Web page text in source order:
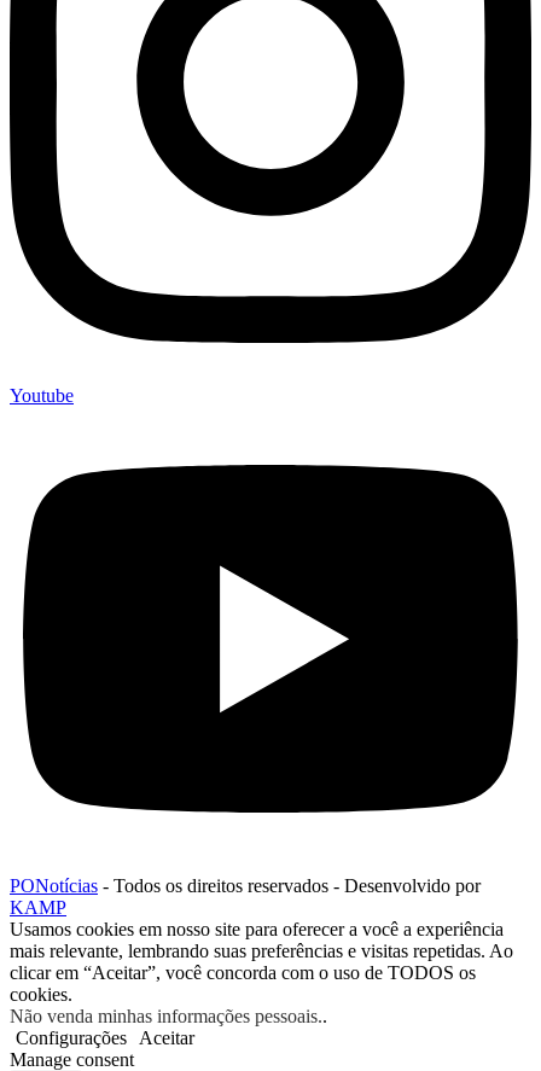
Youtube
PONotícias - Todos os direitos reservados - Desenvolvido por
KAMP
Usamos cookies em nosso site para oferecer a você a experiência
mais relevante, lembrando suas preferências e visitas repetidas. Ao
clicar em “Aceitar”, você concorda com o uso de TODOS os
cookies.
Não venda minhas informações pessoais..
Configurações
Aceitar
Manage consent